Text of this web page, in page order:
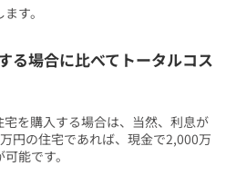
す。
る場合に比べてトータルコス
を購入する場合は、当然、利息が
円の住宅であれば、現金で2,000万
能です。